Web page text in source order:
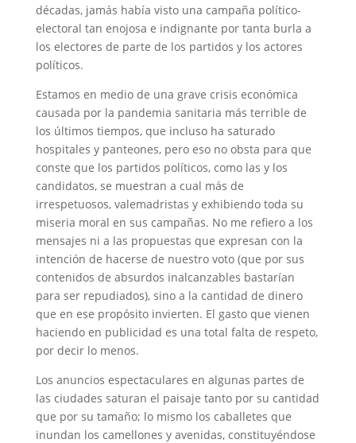
décadas, jamás había visto una campaña político-
electoral tan enojosa e indignante por tanta burla a
los electores de parte de los partidos y los actores
políticos.
Estamos en medio de una grave crisis económica
causada por la pandemia sanitaria más terrible de
los últimos tiempos, que incluso ha saturado
hospitales y panteones, pero eso no obsta para que
conste que los partidos políticos, como las y los
candidatos, se muestran a cual más de
irrespetuosos, valemadristas y exhibiendo toda su
miseria moral en sus campañas. No me refiero a los
mensajes ni a las propuestas que expresan con la
intención de hacerse de nuestro voto (que por sus
contenidos de absurdos inalcanzables bastarían
para ser repudiados), sino a la cantidad de dinero
que en ese propósito invierten. El gasto que vienen
haciendo en publicidad es una total falta de respeto,
por decir lo menos.
Los anuncios espectaculares en algunas partes de
las ciudades saturan el paisaje tanto por su cantidad
que por su tamaño; lo mismo los caballetes que
inundan los camellones y avenidas, constituyéndose